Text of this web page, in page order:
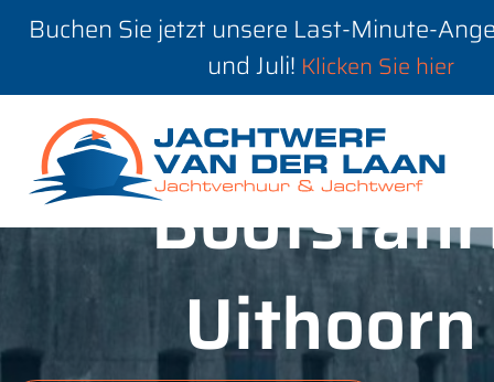
Buchen Sie jetzt unsere Last-Minute-
und Juli! Klicken Sie hier
Uithoorn